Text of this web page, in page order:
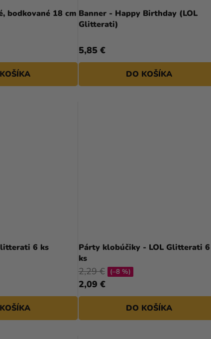
bodkované 18 cm Banner - Happy Birthday (LOL
Glitterati)
5,85 €
DO KOŠÍKA
6 ks
Párty klobúčiky - LOL Glitterati 6
ks
2,09 €
2,29 € (–8 %)
DO KOŠÍKA